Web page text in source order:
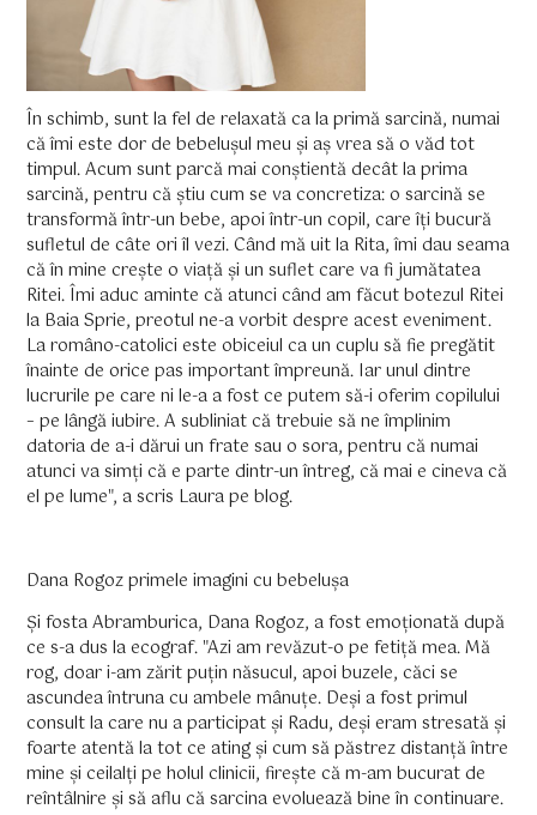
În schimb, sunt la fel de relaxată ca la primă sarcină, numai
că îmi este dor de bebelușul meu și aș vrea să o văd tot
timpul. Acum sunt parcă mai conștientă decât la prima
sarcină, pentru că știu cum se va concretiza: o sarcină se
transformă într-un bebe, apoi într-un copil, care îți bucură
sufletul de câte ori îl vezi. Când mă uit la Rita, îmi dau seama
că în mine crește o viață și un suflet care va fi jumătatea
Ritei. Îmi aduc aminte că atunci când am făcut botezul Ritei
la Baia Sprie, preotul ne-a vorbit despre acest eveniment.
La româno-catolici este obiceiul ca un cuplu să fie pregătit
înainte de orice pas important împreună. Iar unul dintre
lucrurile pe care ni le-a a fost ce putem să-i oferim copilului
– pe lângă iubire. A subliniat că trebuie să ne împlinim
datoria de a-i dărui un frate sau o sora, pentru că numai
atunci va simți că e parte dintr-un întreg, că mai e cineva că
el pe lume", a scris Laura pe blog.
Dana Rogoz primele imagini cu bebelușa
Și fosta Abramburica, Dana Rogoz, a fost emoționată după
ce s-a dus la ecograf. "Azi am revăzut-o pe fetiță mea. Mă
rog, doar i-am zărit puțin năsucul, apoi buzele, căci se
ascundea întruna cu ambele mânuțe. Deși a fost primul
consult la care nu a participat și Radu, deși eram stresată și
foarte atentă la tot ce ating și cum să păstrez distanță între
mine și ceilalți pe holul clinicii, firește că m-am bucurat de
reîntâlnire și să aflu că sarcina evoluează bine în continuare.